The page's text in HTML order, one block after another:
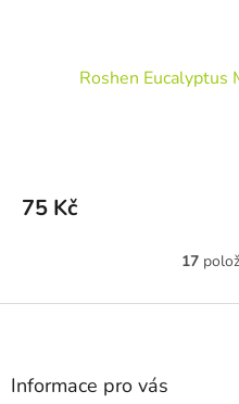
Roshen Eucalyptus
75 Kč
17
Z
Informace pro vás